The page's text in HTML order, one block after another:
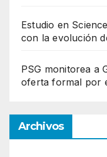
Estudio en
con la evolución
PSG monitorea a
oferta formal por
Archivos